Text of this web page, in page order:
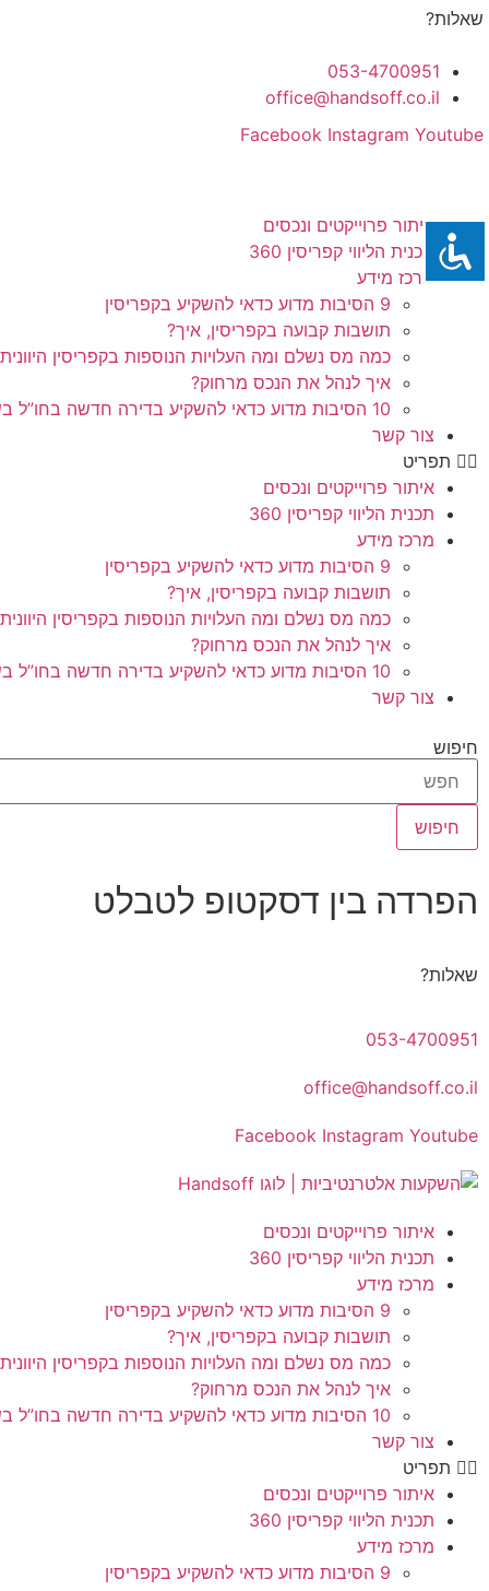
דלג
שאלות?
053-4700951
office@handsoff.co.il
Facebook Instagram Youtube
איתור פרוייקטים ונכסים
תכנית הליווי קפריסין 360
מרכז מידע
9 הסיבות מדוע כדאי להשקיע בקפריסין
תושבות קבועה בקפריסין, איך?
כמה מס נשלם ומה העלויות הנוספות בקפריסין
איך לנהל את הנכס מרחוק?
10 הסיבות מדוע כדאי להשקיע בדירה חדשה בחו”ל בשלב הפריסייל
צור קשר
תפריט
איתור פרוייקטים ונכסים
תכנית הליווי קפריסין 360
מרכז מידע
9 הסיבות מדוע כדאי להשקיע בקפריסין
תושבות קבועה בקפריסין, איך?
כמה מס נשלם ומה העלויות הנוספות בקפריסין
איך לנהל את הנכס מרחוק?
10 הסיבות מדוע כדאי להשקיע בדירה חדשה בחו”ל בשלב הפריסייל
צור קשר
חיפוש
חיפוש
הפרדה בין דסקטופ לטבלט
שאלות?
053-4700951
office@handsoff.co.il
Facebook Instagram Youtube
איתור פרוייקטים ונכסים
תכנית הליווי קפריסין 360
מרכז מידע
9 הסיבות מדוע כדאי להשקיע בקפריסין
תושבות קבועה בקפריסין, איך?
כמה מס נשלם ומה העלויות הנוספות בקפריסין
איך לנהל את הנכס מרחוק?
10 הסיבות מדוע כדאי להשקיע בדירה חדשה בחו”ל בשלב הפריסייל
צור קשר
תפריט
איתור פרוייקטים ונכסים
תכנית הליווי קפריסין 360
מרכז מידע
9 הסיבות מדוע כדאי להשקיע בקפריסין